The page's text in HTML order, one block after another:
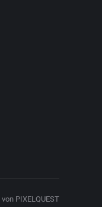
PIXELQUEST